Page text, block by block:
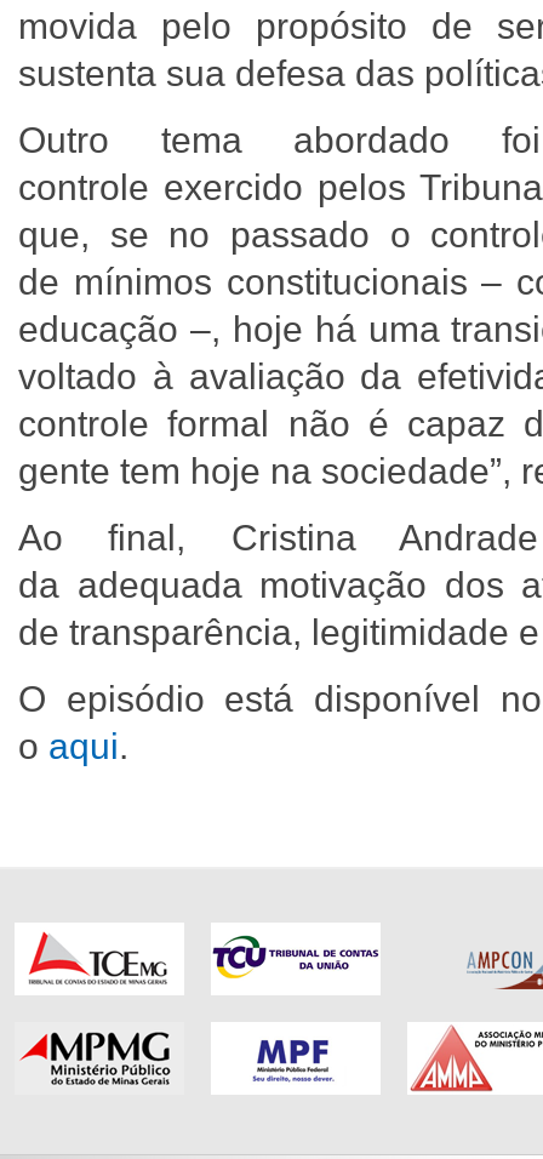
movida pelo propósito de
sustenta sua defesa das
Outro tema abordado
controle exercido pelos
que, se no passado o
de mínimos constitucionais –
educação –, hoje há uma
voltado à avaliação da
controle formal não é capaz
gente tem hoje na sociedade”,
Ao final, Cristina
da adequada motivação dos
de transparência, legitimidade
O episódio está disponível
o aqui.